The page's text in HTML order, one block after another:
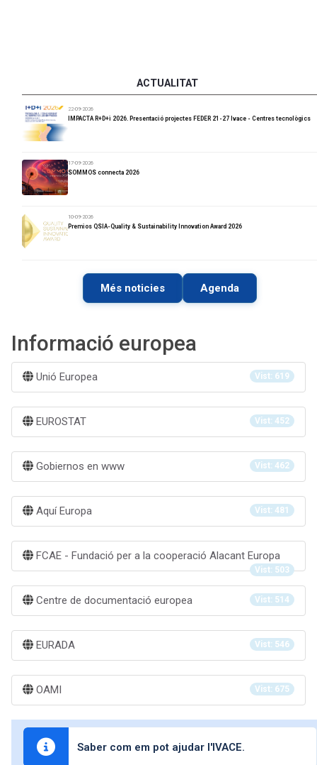
ACTUALITAT
22-09-2026
IMPACTA R+D+i 2026. Presentació projectes FEDER 21-27 Ivace - Centres tecnològics
17-09-2026
SOMMOS connecta 2026
10-09-2026
Premios QSIA-Quality & Sustainability Innovation Award 2026
Més noticies Agenda
Informació europea
Unió Europea Vist: 619
EUROSTAT Vist: 452
Gobiernos en www Vist: 462
Aquí Europa Vist: 481
FCAE - Fundació per a la cooperació Alacant Europa
Vist: 503
Centre de documentació europea Vist: 514
EURADA Vist: 546
OAMI Vist: 675
Saber com em pot ajudar l'IVACE.